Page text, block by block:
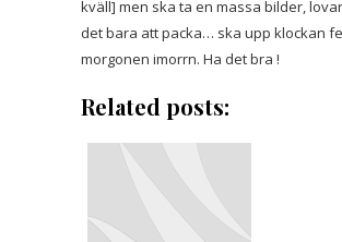
kväll] men ska ta en massa bilder,
det bara att packa… ska upp klockan
morgonen imorrn. Ha det bra !
Related posts: